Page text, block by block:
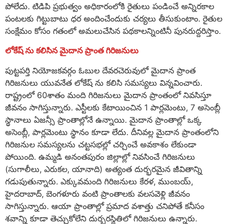
పోలేదు. టిడిపి ప్రభుత్వం అధికారంలోకి రైతులు పండించే అన్నిరకాల
పంటలకు గిట్టుబాటు ధర అందించేందుకు చర్యలు తీసుకుంటాం. రైతుల
సంక్షేమం కోసం గతంలో అమలుచేసిన పథకాలన్నింటినీ పునరుద్దరిస్తాం.
లోకేష్ ను కలిసిన మైదాన ప్రాంత గిరిజనులు
పుట్టపర్తి నియోజకవర్గం ఓబుల దేవరచెరువులో మైదాన ప్రాంత
గిరిజనులు యువనేత లోకేష్ ను కలిసి సమస్యలు విన్నవించారు.
రాష్ట్రంలో 60శాతం మంది గిరిజనులు మైదాన ప్రాంతంలో నివసిస్తూ
జీవనం సాగిస్తున్నారు. ఎస్టీలకు కేటాయించిన 1 పార్లమెంటు, 7 అసెంబ్లీ
స్థానాలు ఏజన్సీ ప్రాంతాల్లోనే ఉన్నాయి. మైదాన ప్రాంతాల్లో ఒక్క
అసెంబ్లీ, పార్లమెంటు స్థానం కూడా లేదు. దీనివల్ల మైదాన ప్రాంతంలోని
గిరిజనుల సమస్యలను చట్టసభల్లో చర్చించే అవకాశం లేకుండా
పోయింది. ఉమ్మడి అనంతపురం జిల్లాల్లో నివసించే గిరిజనులు
(సుగాలీలు, ఎరుకల, యానాది) అత్యంత దుర్భరమైన జీవితాన్ని
గడుపుతున్నారు. ఎక్కువమంది గిరిజనులు కేరళ, ముంబయ్,
హైదరాబాద్, బెంగళూరు వంటి ప్రాంతాలకు వలసవెళ్లి జీవనం
సాగిస్తున్నారు. ఆయా ప్రాంతాల్లో ప్రమాద వశాత్తు చనిపోతే కనీసం
శవాన్ని కూడా తెచ్చుకోలేని దుర్భరస్థితిలో గిరిజనులు ఉన్నారు.